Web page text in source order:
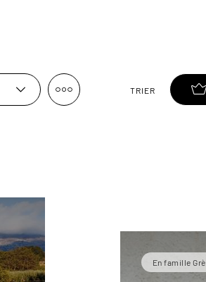
TRIER
En famille